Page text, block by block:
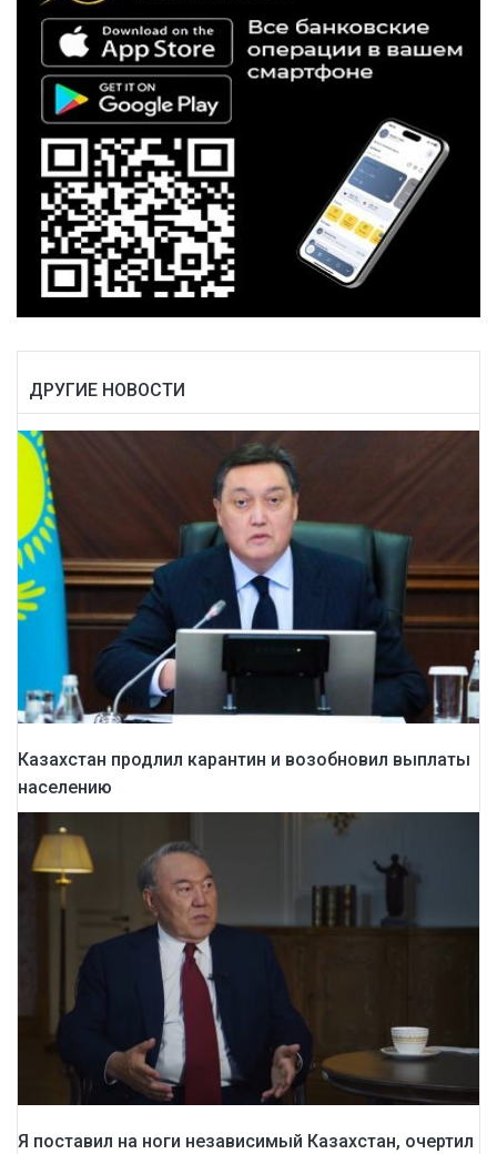
ДРУГИЕ НОВОСТИ
Казахстан продлил карантин и возобновил выплаты
населению
Я поставил на ноги независимый Казахстан, очертил